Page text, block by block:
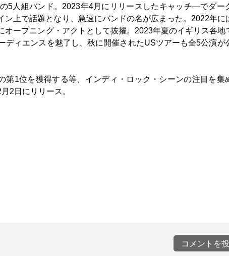
5人組バンド。2023年4月にリリースしたキャッチ―でダー
ン上で話題となり、急速にバンドの名が広まった。2022年に
ープニング・アクトとして抜擢。2023年夏のイギリス各地
ディエンスを魅了し、秋に開催されたUSツアーも全5公演が
第1位を獲得する等、インディ・ロック・シーンの注目を集
2日にリリース。
コメントを